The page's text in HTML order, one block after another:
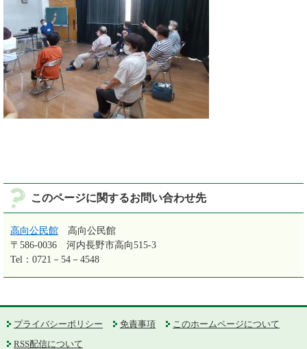
このページに関するお問い合わせ先
高向公民館
高向公民館
〒586-0036
河内長野市高向515-3
Tel：0721－54－4548
プライバシーポリシー 免責事項
このホームページについて
RSS配信について